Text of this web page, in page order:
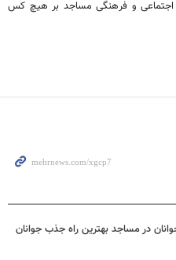
اجتماعی و فرهنگی مساجد بر هیچ کس
در مساجد بهترین راه جذب جوانان